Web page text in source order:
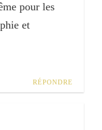
pour les
et
RÉPONDRE